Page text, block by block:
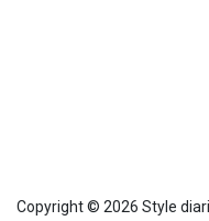
Copyright © 2026 Style